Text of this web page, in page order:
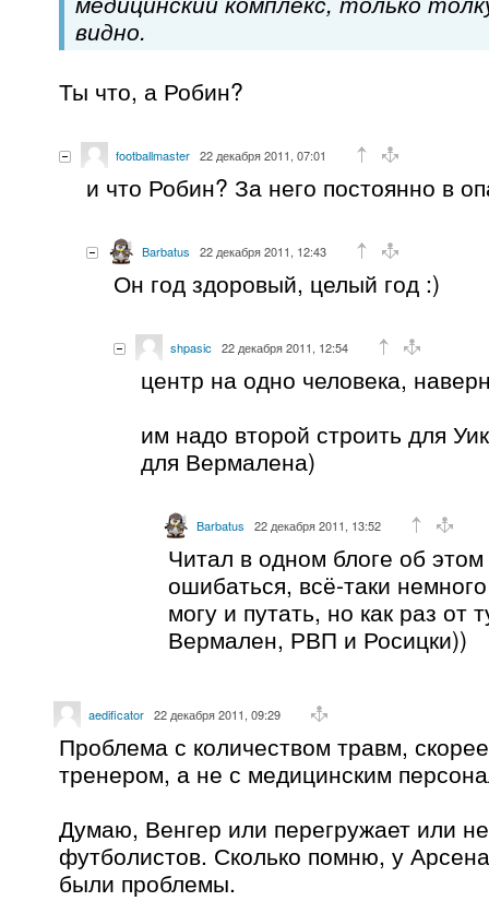
видно.
Ты что, а Робин?
footballmaster 22 декабря 2011, 07:01
и что Робин? За него постоянно в
Barbatus 22 декабря 2011, 12:43
Он год здоровый, целый год :)
shpasic 22 декабря 2011, 12:54
центр на одно человека,
им надо второй строить для
для Вермалена)
Barbatus 22 декабря 2011, 13:52
Читал в одном блоге об
ошибаться, всё-таки
могу и путать, но как раз от
Вермален, РВП и Росицки))
aedificator 22 декабря 2011, 09:29
Проблема с количеством травм,
тренером, а не с медицинским
Думаю, Венгер или перегружает или
футболистов. Сколько помню, у
были проблемы.